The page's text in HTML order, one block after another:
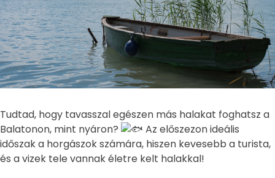
Tudtad, hogy tavasszal egészen más halakat foghatsz a
Balatonon, mint nyáron?
Az előszezon ideális
időszak a horgászok számára, hiszen kevesebb a turista,
és a vizek tele vannak életre kelt halakkal!